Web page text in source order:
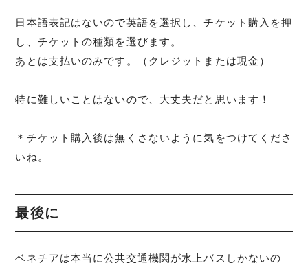
日本語表記はないので英語を選択し、チケット購入を押
し、チケットの種類を選びます。
あとは支払いのみです。（クレジットまたは現金）
特に難しいことはないので、大丈夫だと思います！
＊チケット購入後は無くさないように気をつけてくださ
いね。
最後に
ベネチアは本当に公共交通機関が水上バスしかないの